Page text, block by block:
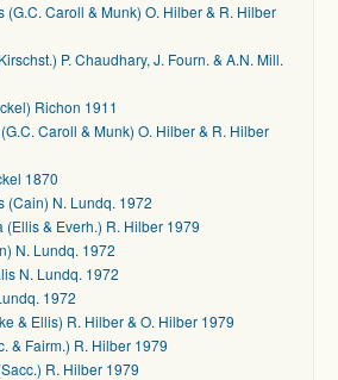
Caroll & Munk) O. Hilber & R. Hilber
P. Chaudhary, J. Fourn. & A.N. Mill.
Richon 1911
Caroll & Munk) O. Hilber & R. Hilber
1870
(Cain) N. Lundq. 1972
& Everh.) R. Hilber 1979
N. Lundq. 1972
N. Lundq. 1972
1972
& Ellis) R. Hilber & O. Hilber 1979
& Fairm.) R. Hilber 1979
R. Hilber 1979